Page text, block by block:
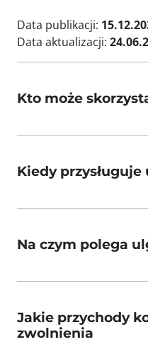
Data publikacji:
Data aktualizacji:
Kto może
Kiedy przysługuje
Na czym polega
Jakie przychody
zwolnienia